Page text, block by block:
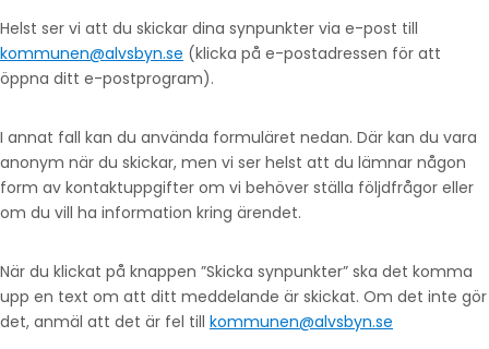
Helst ser vi att du skickar dina synpunkter via e-post till
kommunen@alvsbyn.se (klicka på e-postadressen för att
öppna ditt e-postprogram).
I annat fall kan du använda formuläret nedan. Där kan du vara
anonym när du skickar, men vi ser helst att du lämnar någon
form av kontaktuppgifter om vi behöver ställa följdfrågor eller
om du vill ha information kring ärendet.
När du klickat på knappen ”Skicka synpunkter” ska det komma
upp en text om att ditt meddelande är skickat. Om det inte gör
det, anmäl att det är fel till kommunen@alvsbyn.se